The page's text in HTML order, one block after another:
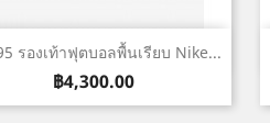
รองเท้าฟุตบอลพื้นเรียบ Nike...
ราคา
฿4,300.00
เปิดหน้าต่างย่อ